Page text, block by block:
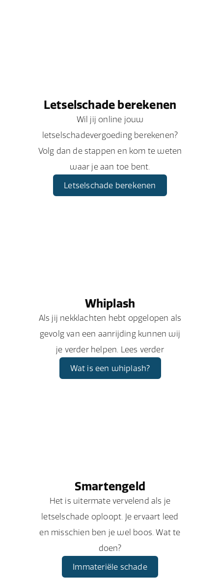
Letselschade berekenen
Wil jij online jouw
letselschadevergoeding berekenen?
Volg dan de stappen en kom te weten
waar je aan toe bent.
Letselschade berekenen
Whiplash
Als jij nekklachten hebt opgelopen als
gevolg van een aanrijding kunnen wij
je verder helpen. Lees verder
Wat is een whiplash?
Smartengeld
Het is uitermate vervelend als je
letselschade oploopt. Je ervaart leed
en misschien ben je wel boos. Wat te
doen?
Immateriële schade